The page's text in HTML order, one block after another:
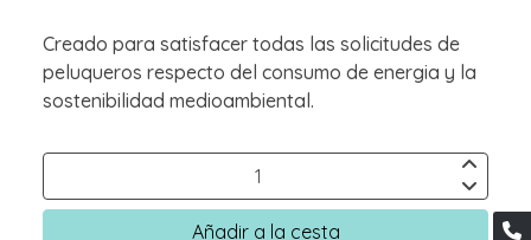
Creado para satisfacer todas las solicitudes de
peluqueros respecto del consumo de energia y la
sostenibilidad medioambiental.
Añadir a la cesta